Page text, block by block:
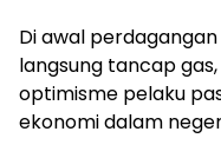
Di awal perdagangan
langsung tancap
optimisme pelaku
ekonomi dalam